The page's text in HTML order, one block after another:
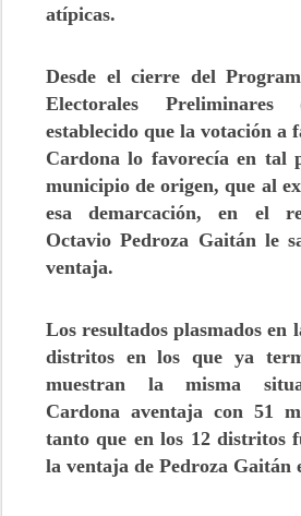
atípicas.
Desde el cierre del
Electorales Preliminares
establecido que la votación a
Cardona lo favorecía en tal
municipio de origen, que al
esa demarcación, en el
Octavio Pedroza Gaitán le
ventaja.
Los resultados plasmados en
distritos en los que ya
muestran la misma
Cardona aventaja con 51
tanto que en los 12 distritos
la ventaja de Pedroza Gaitán